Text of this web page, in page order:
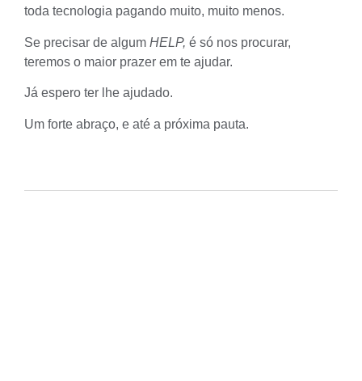
toda tecnologia pagando muito, muito menos.
Se precisar de algum HELP, é só nos procurar,
teremos o maior prazer em te ajudar.
Já espero ter lhe ajudado.
Um forte abraço, e até a próxima pauta.